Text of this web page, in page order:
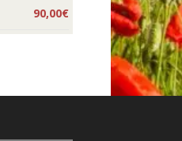
90,00€